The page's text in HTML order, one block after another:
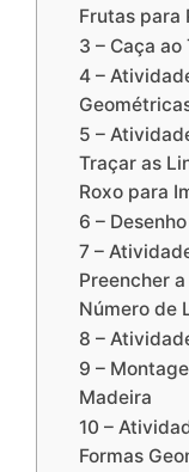
Frutas para
3 – Caça ao
4 –
5 –
Traçar as
Roxo para
6 –
7 –
Preencher
Número de
8 –
9 –
Madeira
10 –
Formas